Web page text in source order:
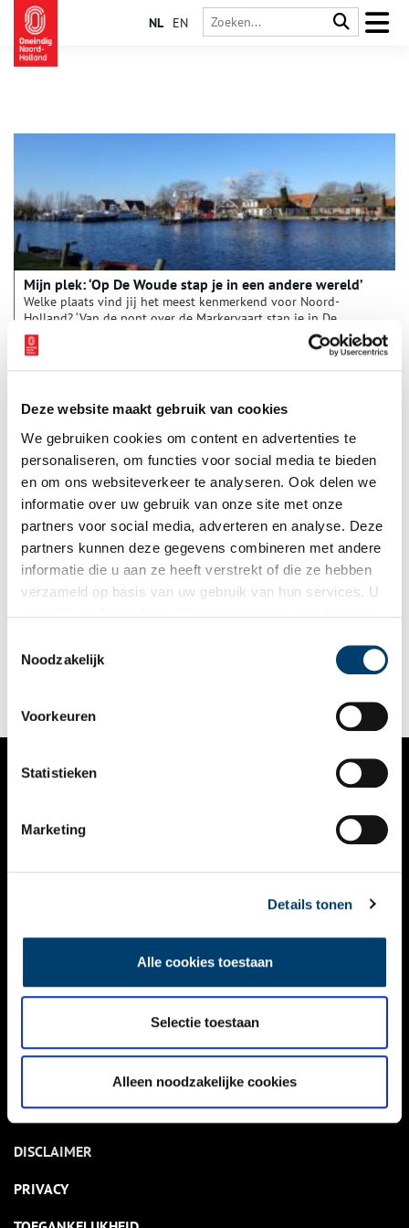
Deze website maakt gebruik van cookies
We gebruiken cookies om content en advertenties te
personaliseren, om functies voor social media te bieden
en om ons websiteverkeer te analyseren. Ook delen we
informatie over uw gebruik van onze site met onze
partners voor social media, adverteren en analyse. Deze
partners kunnen deze gegevens combineren met andere
informatie die u aan ze heeft verstrekt of die ze hebben
verzameld op basis van uw gebruik van hun services. U
Noodzakelijk
Voorkeuren
Statistieken
Marketing
Details tonen
Alle cookies toestaan
Selectie toestaan
Alleen noodzakelijke cookies
NL EN
Mijn plek: ‘Op De Woude stap je in een andere wereld’
Welke plaats vind jij het meest kenmerkend voor Noord-
Holland? ‘Van de pont over de Markervaart stap je in De
Woude bijna in een andere wereld,’ vertelt Erik Luik. Het dorpje
De Woude is de plek waar hij ons graag mee heen neemt. Een
dromerig eilandje aan de rand van het Alkmaardermeer. Met
tijd hier stil heeft gestaan.
De Melkweg in Huizen
Huizen was, voordat het een vissersdorp werd, een boerendorp.
Dat is ook terug te zien in het wapen van Huizen met het
zandgronden te bemesten. De koeien gaven ook nog melk. Het
melken gebeurde niet bij huis maar op de gemeenschappelijk
NIEUWS
KALENDER
ACTIVITEITEN
NIEUWSBRIEF
DISCLAIMER
PRIVACY